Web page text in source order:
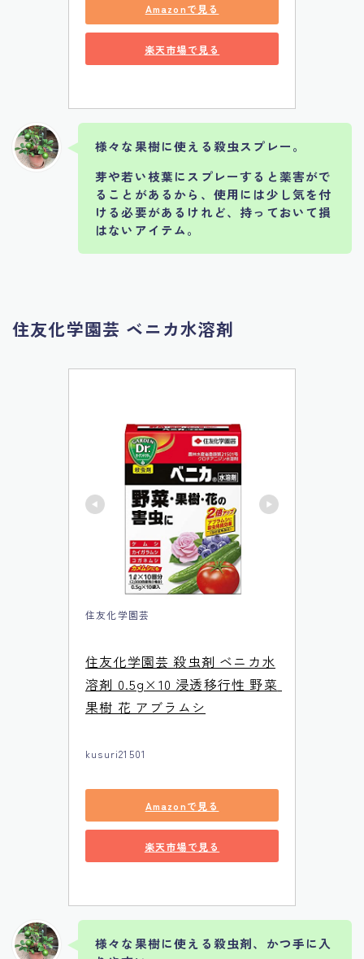
Amazonで見る
楽天市場で見る
様々な果樹に使える殺虫スプレー。
芽や若い枝葉にスプレーすると薬害がで
ることがあるから、使用には少し気を付
ける必要があるけれど、持っておいて損
はないアイテム。
住友化学園芸 ベニカ水溶剤
住友化学園芸
住友化学園芸 殺虫剤 ベニカ水
溶剤 0.5g×10 浸透移行性 野菜
果樹 花 アブラムシ
kusuri21501
Amazonで見る
楽天市場で見る
様々な果樹に使える殺虫剤、かつ手に入